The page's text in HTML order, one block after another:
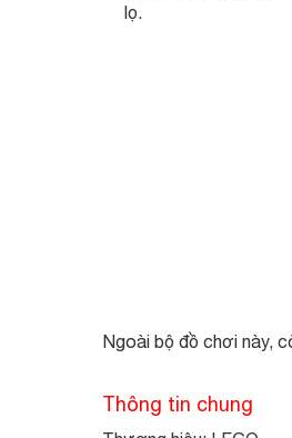
lọ.
Ngoài bộ đồ chơi này,
Thông tin chung